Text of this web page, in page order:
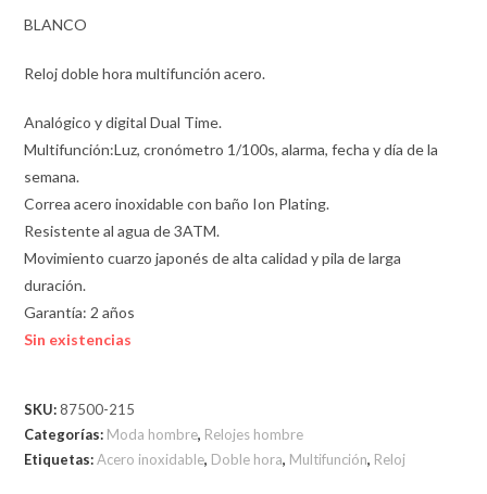
BLANCO
Reloj doble hora multifunción acero.
Analógico y digital Dual Time.
Multifunción:Luz, cronómetro 1/100s, alarma, fecha y día de la
semana.
Correa acero inoxidable con baño Ion Plating.
Resistente al agua de 3ATM.
Movimiento cuarzo japonés de alta calidad y pila de larga
duración.
Garantía: 2 años
Sin existencias
SKU:87500-215
Categorías: Moda hombre, Relojes hombre
Etiquetas:Acero inoxidable, Doble hora, Multifunción, Reloj